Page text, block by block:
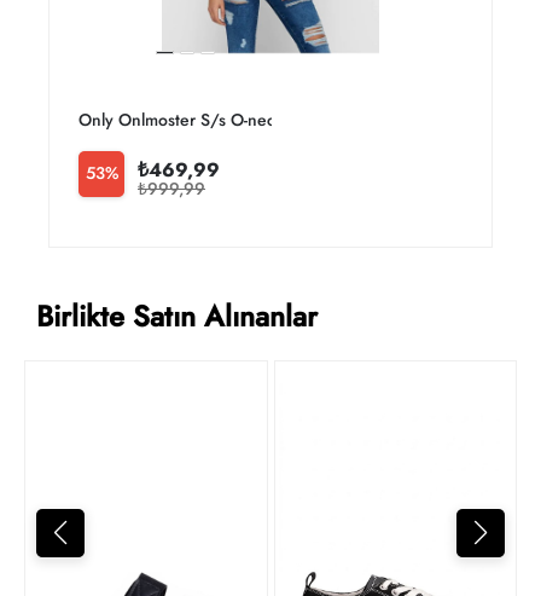
Only Onlmoster S/s O-neck Top Noos Jrs Kadın T-shirt
53% ₺469,99
₺999,99
Birlikte Satın Alınanlar